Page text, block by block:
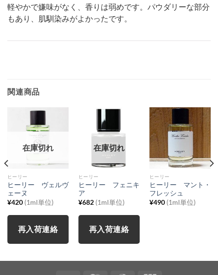
軽やかで嫌味がなく、香りは弱めです。パウダリーな部分
もあり、肌馴染みがよかったです。
関連商品
在庫切れ
ヒーリー
ヒーリー ヴェルヴ
ェーヌ
¥420 (1ml単位)
再入荷連絡
在庫切れ
ヒーリー
ヒーリー フェニキ
ア
¥682 (1ml単位)
再入荷連絡
ヒーリー
ヒーリー マント・
フレッシュ
¥490 (1ml単位)